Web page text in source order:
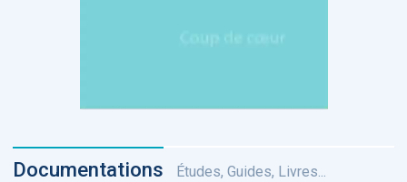
Documentations Études, Guides, Livres...